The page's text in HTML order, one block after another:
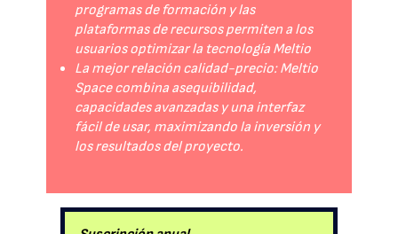
programas de formación y las
plataformas de recursos permiten a los
usuarios optimizar la tecnología Meltio
La mejor relación calidad-precio: Meltio
Space combina asequibilidad,
capacidades avanzadas y una interfaz
fácil de usar, maximizando la inversión y
los resultados del proyecto.